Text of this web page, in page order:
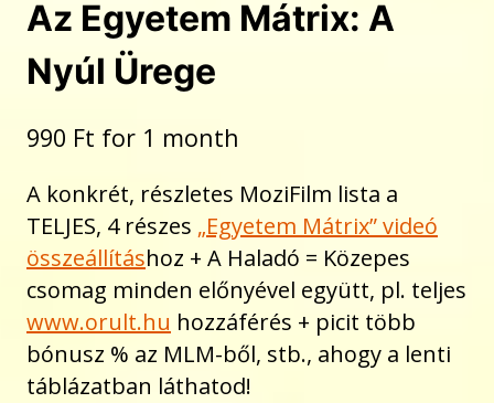
Az Egyetem Mátrix: A
Nyúl Ürege
990 Ft for 1 month
A konkrét, részletes MoziFilm lista a
TELJES, 4 részes „Egyetem Mátrix” videó
összeállításhoz + A Haladó = Közepes
csomag minden előnyével együtt, pl. teljes
www.orult.hu hozzáférés + picit több
bónusz % az MLM-ből, stb., ahogy a lenti
táblázatban láthatod!